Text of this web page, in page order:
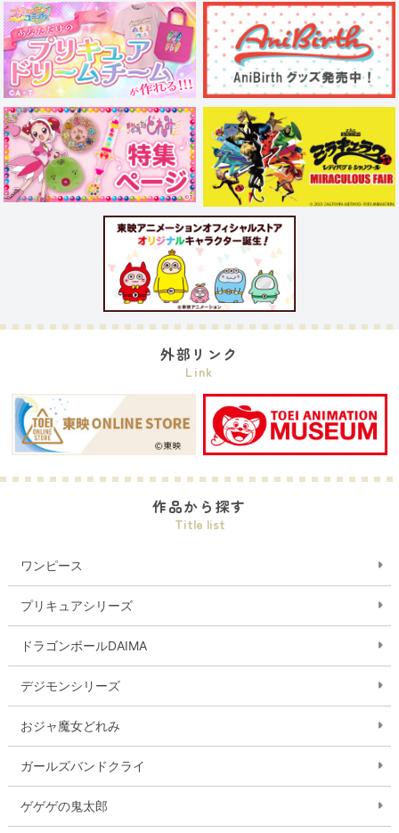
外部リンク
Link
作品から探す
Title list
ワンピース
プリキュアシリーズ
ドラゴンボールDAIMA
デジモンシリーズ
おジャ魔女どれみ
ガールズバンドクライ
ゲゲゲの鬼太郎